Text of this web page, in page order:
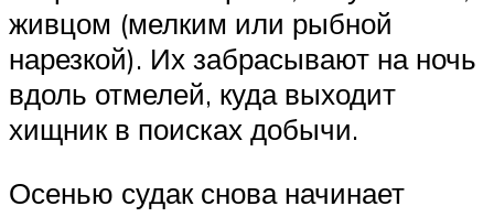
живцом (мелким или рыбной
нарезкой). Их забрасывают на ночь
вдоль отмелей, куда выходит
хищник в поисках добычи.
Осенью судак снова начинает